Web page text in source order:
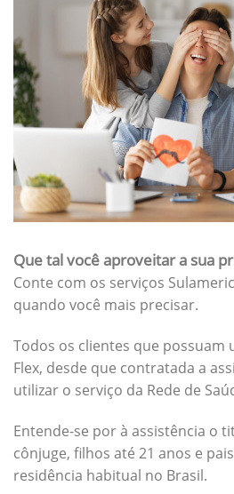
Que tal você aproveitar a sua
Conte com os serviços
quando você mais precisar.
Todos os clientes que possuam
Flex, desde que contratada a
utilizar o serviço da Rede de
Entende-se por à assistência o
cônjuge, filhos até 21 anos e
residência habitual no Brasil.